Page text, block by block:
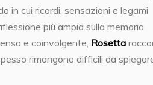
in cui ricordi, sensazioni e legami
più ampia sulla memoria
e coinvolgente, Rosetta
rimangono difficili da